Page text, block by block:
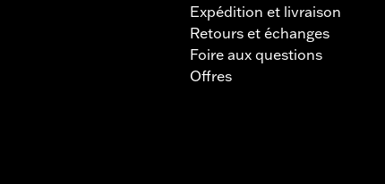
Expédition et livraison
Retours et échanges
Foire aux questions
Offres